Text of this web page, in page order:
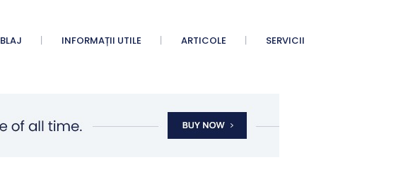
INFORMAȚII UTILE ARTICOLE SERVICII